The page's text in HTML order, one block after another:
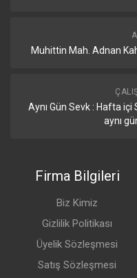
Harici
Sunucu
Misafir
WiFi Hız
İstemci
İzolasyonu
WiFi
Muhittin Mah. Adnan
Aynı Gün Sevk : Hafta
aynı
Firma Bilgileri
Biz Kimiz
Gizlilik Politikası
Üyelik Sözleşmesi
Satış Sözleşmesi